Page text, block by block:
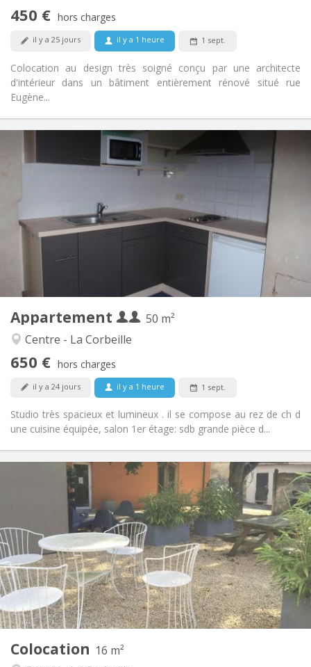
450 € hors charges
il y a 25 jours il y a 1 heure 1 sept.
Colocation au design très soigné conçu par une architecte
d'intérieur dans un bâtiment entièrement rénové situé rue
Eugène...
Animaux de compagnie:
Non
Appartement
50 m²
Centre - La Corbeille
650 € hors charges
il y a 24 jours il y a 1 heure 1 sept.
Studio très spacieux et lumineux . il se compose au rez de ch d
une cuisine équipée, salon 1er étage: sdb grande pièce d...
Infos Pratiques
Loyer:
650 € (325 €/pers.)
Charges:
Durée:
Domiciliation:
Non
Aménagement
Salle de bain:
Privée
Privée (pièce distincte)
Superficie:
Pièces privées:
Chaleureuse, studieuse, calme
Non
Colocation 16 m²
Infos Pratiques
Loyer:
400 €
Charges:
95 €
Durée:
12 mois
Domiciliation:
Non
Aménagement
Salle de bain:
Commune
Cuisine:
Commune
Superficie:
16 m
2
Pièces privées:
1